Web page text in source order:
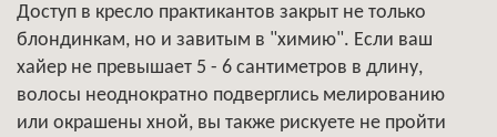
Доступ в кресло практикантов закрыт не только
блондинкам, но и завитым в "химию". Если ваш
хайер не превышает 5 - 6 сантиметров в длину,
волосы неоднократно подверглись мелированию
или окрашены хной, вы также рискуете не пройти